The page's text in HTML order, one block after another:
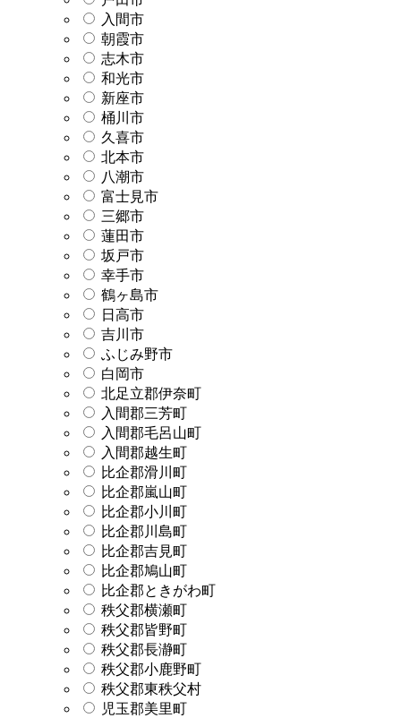
入間市
朝霞市
志木市
和光市
新座市
桶川市
久喜市
北本市
八潮市
富士見市
三郷市
蓮田市
坂戸市
幸手市
鶴ヶ島市
日高市
吉川市
ふじみ野市
白岡市
北足立郡伊奈町
入間郡三芳町
入間郡毛呂山町
入間郡越生町
比企郡滑川町
比企郡嵐山町
比企郡小川町
比企郡川島町
比企郡吉見町
比企郡鳩山町
比企郡ときがわ町
秩父郡横瀬町
秩父郡皆野町
秩父郡長瀞町
秩父郡小鹿野町
秩父郡東秩父村
児玉郡美里町